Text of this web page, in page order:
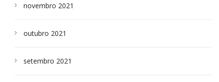
novembro 2021
outubro 2021
setembro 2021